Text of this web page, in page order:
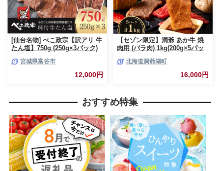
[仙台名物] べこ政宗【訳アリ 牛
たん塩】750g (250g×3パック)
[0256]宮城県富谷市
12,000円
【セゾン限定】洞爺 あか牛 焼
肉用 (バラ肉) 1kg(200g×5パッ
ーベキュー おうち焼肉 BBQ ジ
ューシー ヘルシー 赤身本来の
北海道洞爺湖町
16,000円
おすすめ特集